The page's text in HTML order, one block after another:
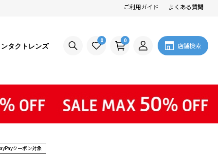
ご利用ガイド よくある質問
ンタクトレンズ
0 0
店舗検索
クーポン対象